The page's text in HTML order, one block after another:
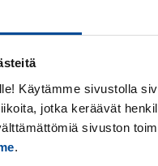
Käytämme sivustolla
jotka keräävät
sivuston
.
näköisiään. Kun
päätöksenteko on
merkitystä
suhtautuminen alati
mukana
kannattaa keskittyä